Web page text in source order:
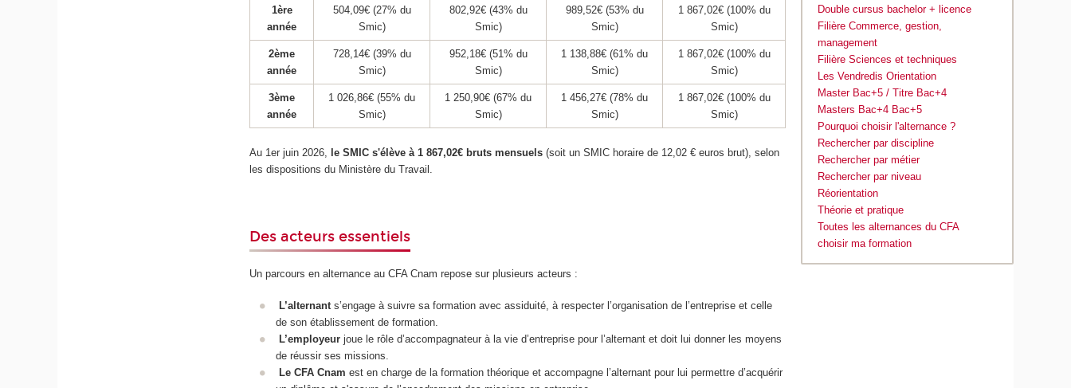
1ère
année
504,09€ (27% du
Smic)
802,92€ (43% du
Smic)
989,52€ (53% du
Smic)
1 867,02€ (100% du
Smic)
2ème
année
728,14€ (39% du
Smic)
952,18€ (51% du
Smic)
1 138,88€ (61% du
Smic)
1 867,02€ (100% du
Smic)
3ème
année
1 026,86€ (55% du
Smic)
1 250,90€ (67% du
Smic)
1 456,27€ (78% du
Smic)
1 867,02€ (100% du
Smic)
Au 1er juin 2026, le SMIC s'élève à 1 867,02€ bruts mensuels (soit un SMIC horaire de 12,02 € euros brut), selon
les dispositions du Ministère du Travail.
Des acteurs essentiels
Un parcours en alternance au CFA Cnam repose sur plusieurs acteurs :
L’alternant s’engage à suivre sa formation avec assiduité, à respecter l’organisation de l’entreprise et celle
de son établissement de formation.
L’employeurjoue le rôle d’accompagnateur à la vie d’entreprise pour l’alternant et doit lui donner les moyens
de réussir ses missions.
Le CFA Cnam est en charge de la formation théorique et accompagne l’alternant pour lui permettre d’acquérir
Double cursus bachelor + licence
Filière Commerce, gestion,
management
Filière Sciences et techniques
Les Vendredis Orientation
Master Bac+5 / Titre Bac+4
Masters Bac+4 Bac+5
Pourquoi choisir l'alternance ?
Rechercher par discipline
Rechercher par métier
Rechercher par niveau
Réorientation
Théorie et pratique
Toutes les alternances du CFA
choisir ma formation